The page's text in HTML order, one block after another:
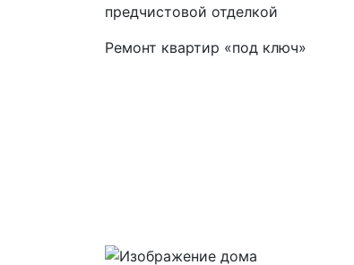
предчистовой отделкой
Ремонт квартир «под ключ»